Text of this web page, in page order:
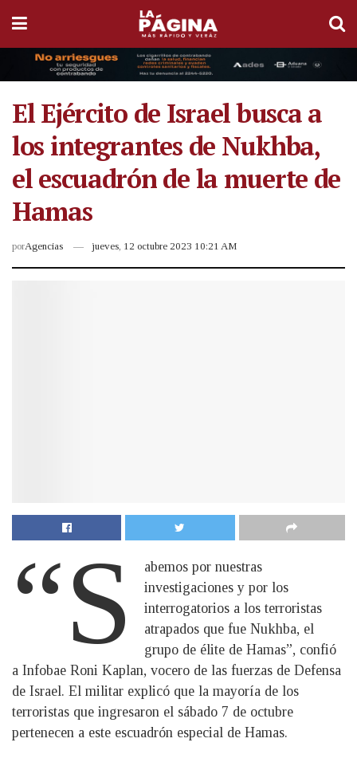
El Ejército de Israel busca a
los integrantes de Nukhba,
el escuadrón de la muerte de
Hamas
porAgencias jueves, 12 octubre 2023 10:21 AM
“S
abemos por nuestras
investigaciones y por los
interrogatorios a los terroristas
atrapados que fue Nukhba, el
grupo de élite de Hamas”, confió
a Infobae Roni Kaplan, vocero de las fuerzas de Defensa
de Israel. El militar explicó que la mayoría de los
terroristas que ingresaron el sábado 7 de octubre
pertenecen a este escuadrón especial de Hamas.